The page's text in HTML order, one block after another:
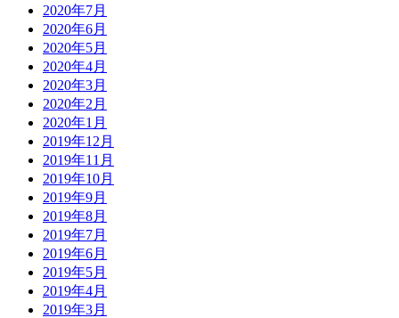
2020年7月
2020年6月
2020年5月
2020年4月
2020年3月
2020年2月
2020年1月
2019年12月
2019年11月
2019年10月
2019年9月
2019年8月
2019年7月
2019年6月
2019年5月
2019年4月
2019年3月